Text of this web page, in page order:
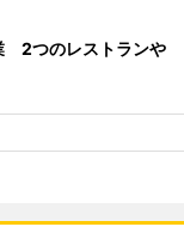
2つのレストランや